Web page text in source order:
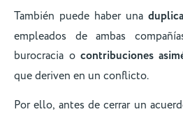
También puede haber una
empleados de ambas
burocracia ocontribuciones
que deriven en un conflicto.
Por ello, antes de cerrar un